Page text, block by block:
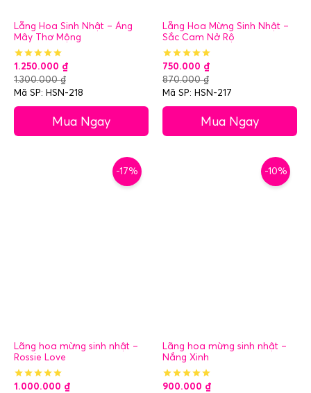
Lẵng Hoa Sinh Nhật – Áng
Mây Thơ Mộng
1.250.000 ₫
1.300.000₫
Mã SP: HSN-218
Mua Ngay
Lẵng Hoa Mừng Sinh Nhật –
Sắc Cam Nở Rộ
750.000 ₫
870.000₫
Mã SP: HSN-217
Mua Ngay
-17%
Lãng hoa mừng sinh nhật –
Rossie Love
1.000.000 ₫
-10%
Lãng hoa mừng sinh nhật –
Nắng Xinh
900.000 ₫